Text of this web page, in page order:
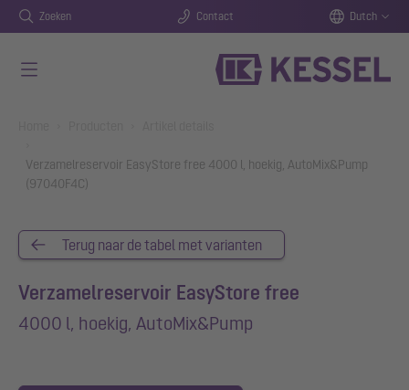
Zoeken Contact Dutch
Verzamelreservoir EasyStore free 4000 l, hoekig, AutoMix&Pump
(97040F4C)
Terug naar de tabel met varianten
Verzamelreservoir EasyStore free
4000 l, hoekig, AutoMix&Pump